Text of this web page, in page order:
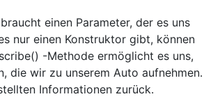
einen Parameter, der es uns
nur einen Konstruktor gibt, können
-Methode ermöglicht es uns,
die wir zu unserem Auto aufnehmen.
Informationen zurück.